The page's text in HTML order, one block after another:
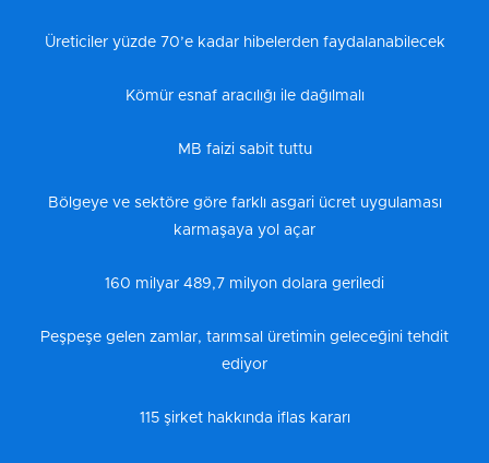
Üreticiler yüzde 70’e kadar hibelerden faydalanabilecek
Kömür esnaf aracılığı ile dağılmalı
MB faizi sabit tuttu
Bölgeye ve sektöre göre farklı asgari ücret uygulaması
karmaşaya yol açar
160 milyar 489,7 milyon dolara geriledi
Peşpeşe gelen zamlar, tarımsal üretimin geleceğini tehdit
ediyor
115 şirket hakkında iflas kararı